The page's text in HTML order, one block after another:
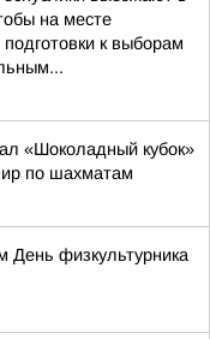
на месте
к выборам
«Шоколадный кубок»
по шахматам
День физкультурника